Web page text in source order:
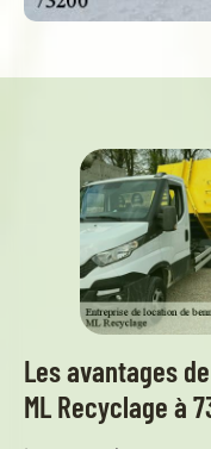
Les avantages
ML Recyclage à